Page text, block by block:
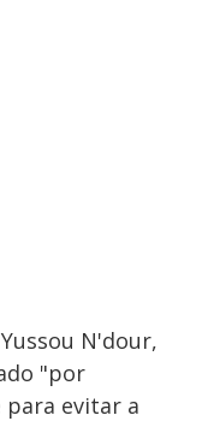
N'dour,
"por
para evitar a